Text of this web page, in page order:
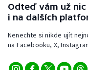
Stolní tenis
Odteď vám už
i na dalších
Nenechte si nikde ujít
na Facebooku, X,